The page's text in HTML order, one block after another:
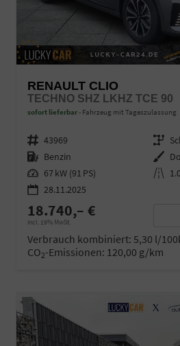
RENAULT CLIO
TECHNO SHZ LKHZ TCE 90
sofort lieferbar Fahrzeug mit Tageszulassung
Fahrzeugnr. 43969 Getriebe
Kraftstoff Benzin Außenfarbe
Leistung 67 kW (91 PS) Kilometerstand
28.11.2025
18.740,– €
incl. 19% MwSt.
Verbrauch kombiniert: 5,30 l/
CO2-Emissionen: 120,00 g/km